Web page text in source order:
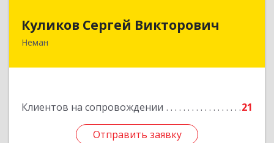
Куликов Сергей Викторович
Неман
Клиентов на сопровождении 21
Отправить заявку
Куликов Сергей Викторович
Отправить заявку